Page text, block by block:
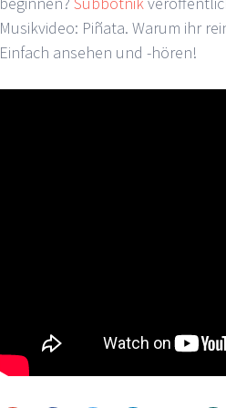
Musikvideo: Piñata. Warum ihr
Einfach ansehen und -hören!